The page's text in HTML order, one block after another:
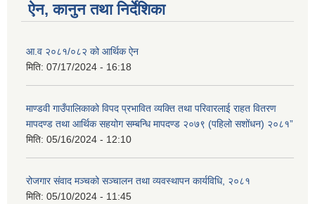
ऐन, कानुन तथा निर्देशिका
आ.व २०८१/०८२ को आर्थिक ऐन
मिति: 07/17/2024 - 16:18
माण्डवी गाउँपालिकाको विपद प्रभावित व्यक्ति तथा परिवारलाई राहत वितरण
मापदण्ड तथा आर्थिक सहयोग सम्बन्धि मापदण्ड २०७९ (पहिलो सशोंधन) २०८१”
मिति: 05/16/2024 - 12:10
रोजगार संवाद मञ्चको सञ्चालन तथा व्यवस्थापन कार्यविधि, २०८१
मिति: 05/10/2024 - 11:45